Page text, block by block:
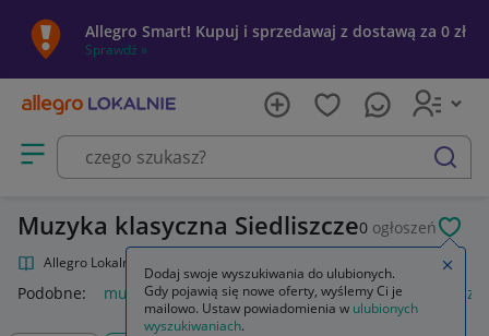
Allegro Smart! Kupuj i sprzedawaj z dostawą za 0 zł
Sprawdź »
Otwórz menu z kategoriami
szukaj
Muzyka klasyczna Siedliszcze0 ogłoszeń
Allegro Lokalnie Muzyka klasyczna
Podobne: muzyka klasyczna pezet muzyka klasyczna
Dodaj swoje wyszukiwania do ulubionych.
Gdy pojawią się nowe oferty, wyślemy Ci je
mailowo. Ustaw powiadomienia w ulubionych
wyszukiwaniach.